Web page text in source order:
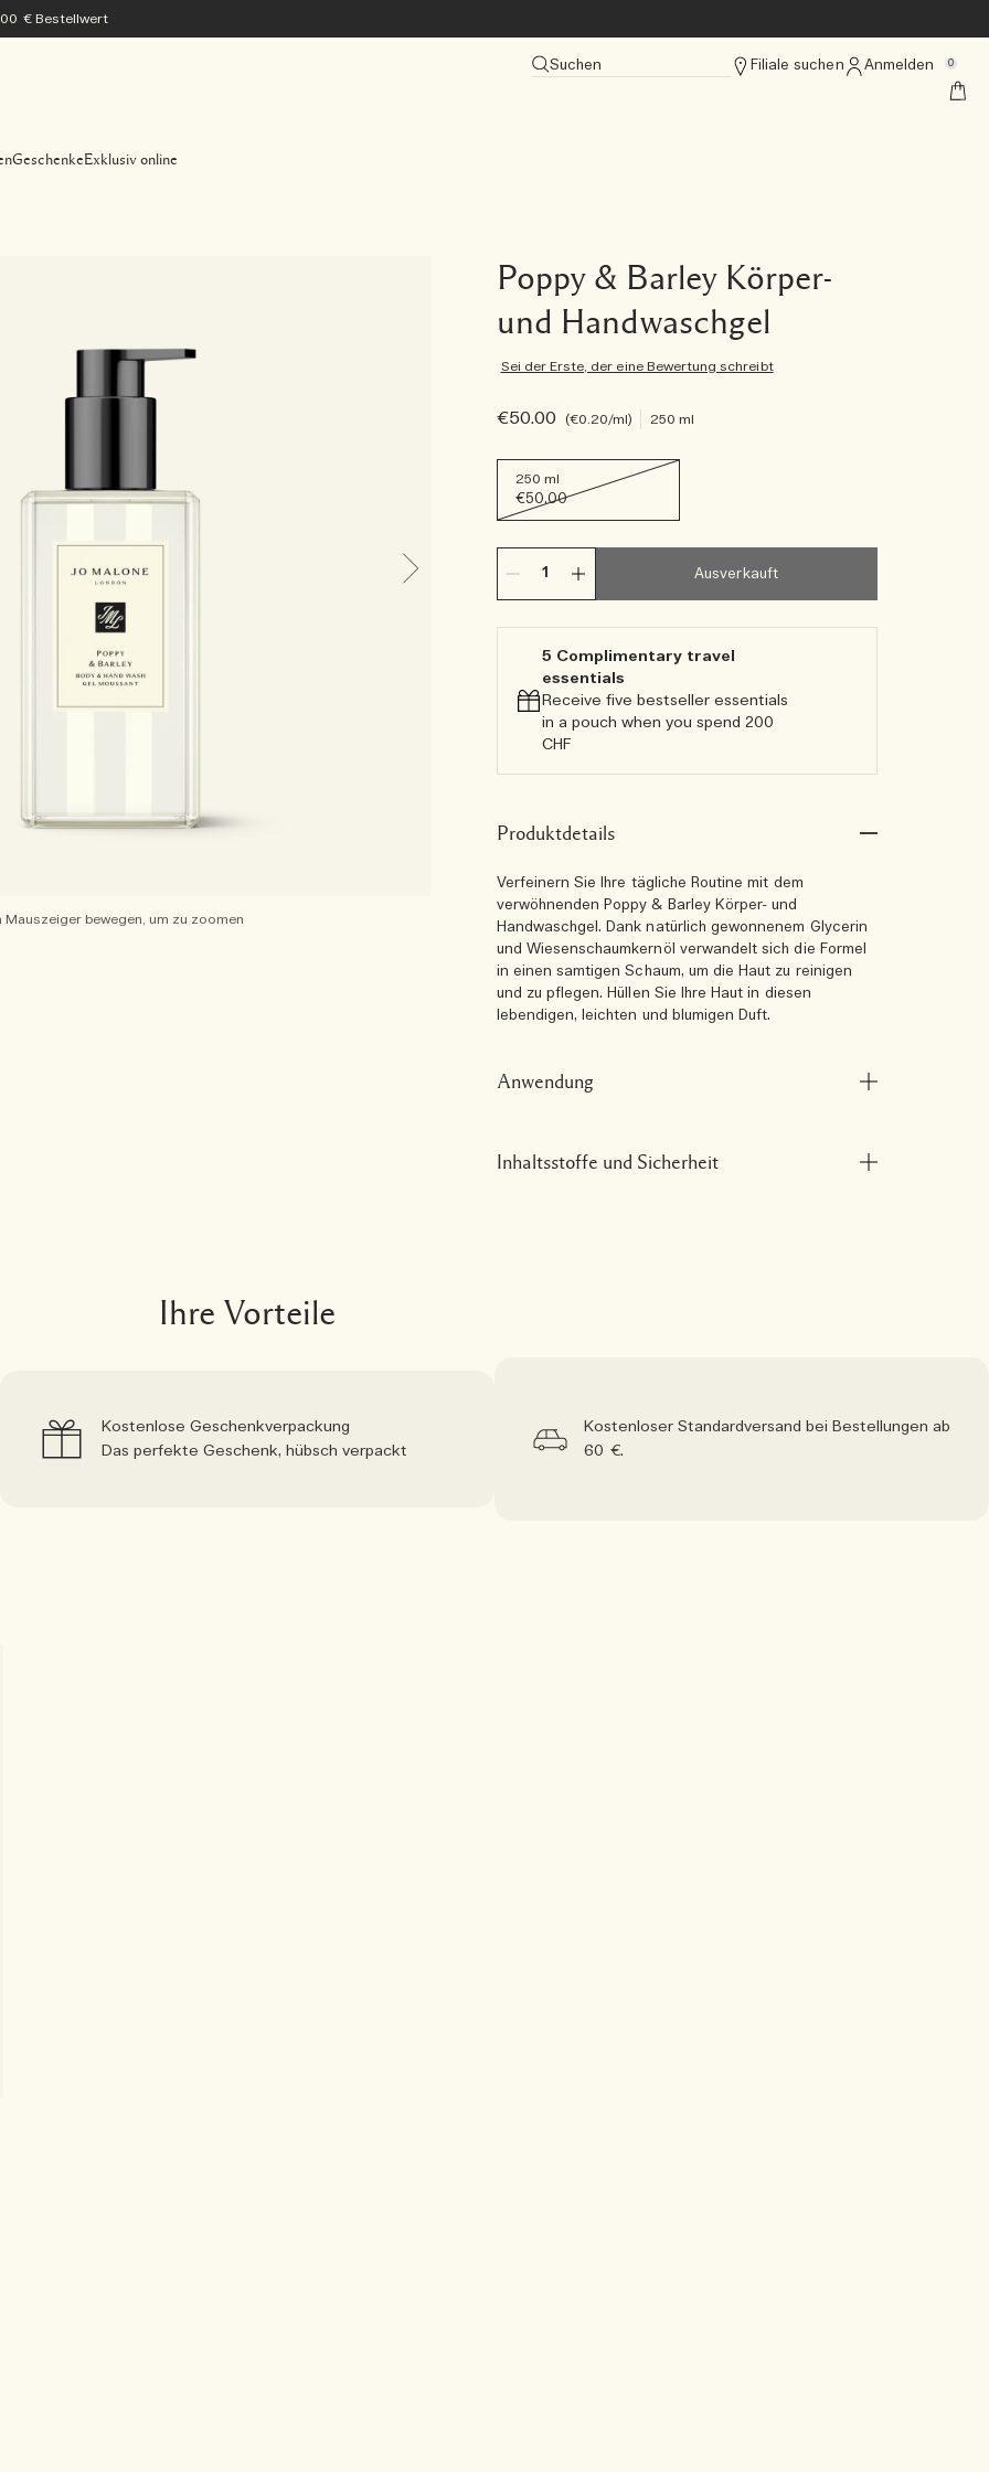
€ Bestellwert
Suchen Filiale suchen Anmelden 0
Geschenke Exklusiv online
Poppy & Barley Körper-
und Handwaschgel
Sei der Erste, der eine Bewertung schreibt
Mauszeiger bewegen, um zu zoomen
€50.00 €0.20/ml 250 ml
250 ml
€50.00
Ausverkauft
5 Complimentary travel
essentials​
Receive five bestseller essentials
in a pouch when you spend 200
CHF
Produktdetails
Verfeinern Sie Ihre tägliche Routine mit dem
verwöhnenden Poppy & Barley Körper- und
Handwaschgel. Dank natürlich gewonnenem Glycerin
und Wiesenschaumkernöl verwandelt sich die Formel
in einen samtigen Schaum, um die Haut zu reinigen
und zu pflegen. Hüllen Sie Ihre Haut in diesen
lebendigen, leichten und blumigen Duft.
Anwendung
Inhaltsstoffe und Sicherheit
Ihre Vorteile
Kostenlose Geschenkverpackung
Das perfekte Geschenk, hübsch verpackt
Kostenloser Standardversand bei Bestellungen ab
60 €.